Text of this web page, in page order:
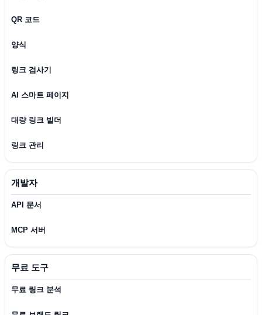
QR 코드
양식
링크 검사기
AI 스마트 페이지
대량 링크 빌더
링크 관리
개발자
API 문서
MCP 서버
무료 도구
무료 링크 분석